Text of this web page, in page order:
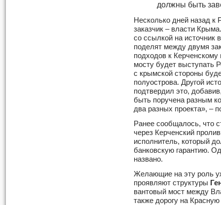
должны быть
Несколько дней назад к
заказчик – власти
со ссылкой на источник
поделят между двумя
подходов к
мосту будет выступать
с крымской стороны
полуострова. Другой
подтвердил это,
быть поручена разным
два разных проекта», –
Ранее сообщалось, что
через Керченский
исполнитель, который
банковскую гарантию.
названо.
Желающие на эту роль
проявляют структуры
вантовый мост между
также дорогу на